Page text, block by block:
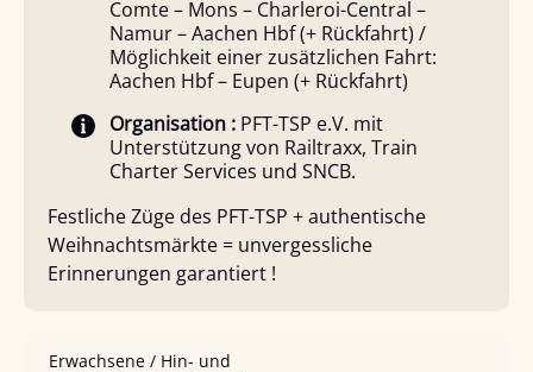
Comte – Mons – Charleroi-Central –
Namur – Aachen Hbf (+ Rückfahrt) /
Möglichkeit einer zusätzlichen Fahrt:
Aachen Hbf – Eupen (+ Rückfahrt)
Organisation : PFT-TSP e.V. mit
Unterstützung von Railtraxx, Train
Charter Services und SNCB.
Festliche Züge des PFT-TSP + authentische
Weihnachtsmärkte = unvergessliche
Erinnerungen garantiert !
Erwachsene / Hin- und